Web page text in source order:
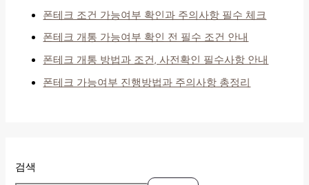
폰테크 조건 가능여부 확인과 주의사항 필수 체크
폰테크 개통 가능여부 확인 전 필수 조건 안내
폰테크 개통 방법과 조건, 사전확인 필수사항 안내
폰테크 가능여부 진행방법과 주의사항 총정리
검색